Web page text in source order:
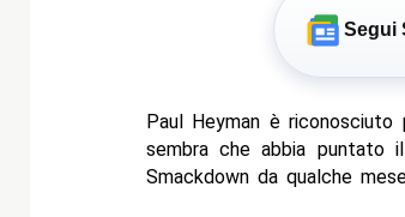
Segui
Paul Heyman è
sembra che abbia puntato
Smackdown da qualche